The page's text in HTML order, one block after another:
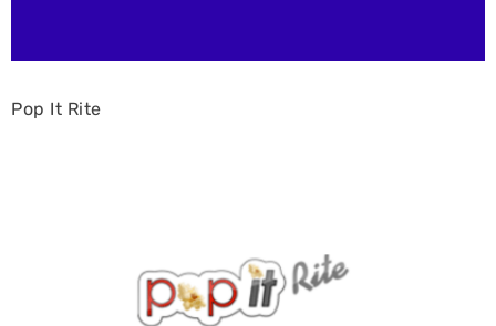
Pop It Rite